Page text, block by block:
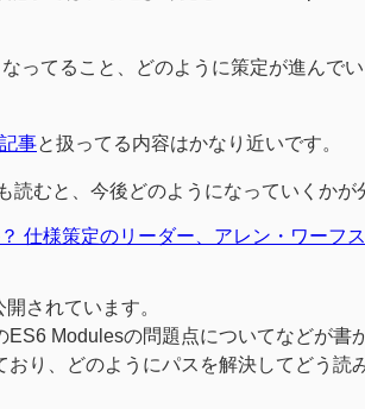
ってること、どのように策定が進んで
記事と扱ってる内容はかなり近いです。
むと、今後どのようになっていくかが
仕様策定のリーダー、アレン・ワーフ
されています。
Modulesの問題点についてなどが書
り、どのようにパスを解決してどう読